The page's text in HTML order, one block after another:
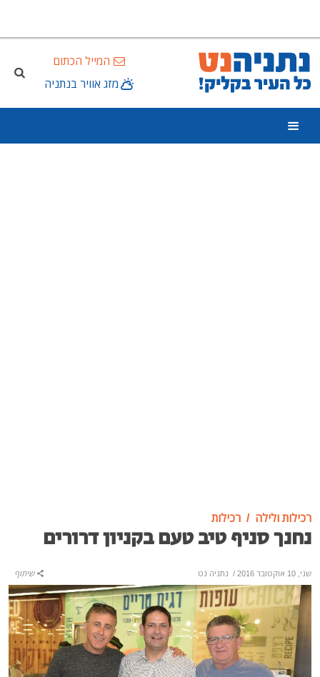
המייל הכתום
מזג אוויר בנתניה
רכילות ולילה רכילות
נחנך סניף טיב טעם בקניון דרורים
שני, 10 אוקטובר 2016 / נתניה נט שיתוף